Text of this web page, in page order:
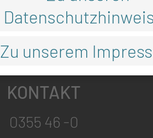
KONTAKT
0355 46 -0
Zu unserem